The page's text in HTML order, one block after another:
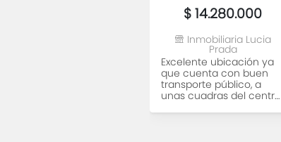
$ 14.280.000
Inmobiliaria Lucia
Prada
Excelente ubicación ya
que cuenta con buen
transporte público, a
unas cuadras del centro